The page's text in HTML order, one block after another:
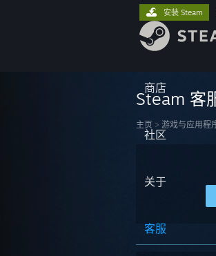
商店
社区
关于
客服
安装 Steam
Steam 客
主页 > 游戏与应用程